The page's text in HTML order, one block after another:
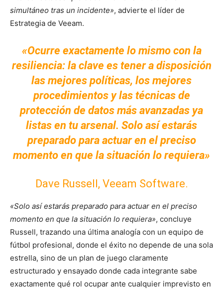
simultáneo tras un incidente», advierte el líder de
Estrategia de Veeam.
«Ocurre exactamente lo mismo con la
resiliencia: la clave es tener a disposición
las mejores políticas, los mejores
procedimientos y las técnicas de
protección de datos más avanzadas ya
listas en tu arsenal. Solo así estarás
preparado para actuar en el preciso
momento en que la situación lo requiera»
Dave Russell, Veeam Software.
«Solo así estarás preparado para actuar en el preciso
momento en que la situación lo requiera», concluye
Russell, trazando una última analogía con un equipo de
fútbol profesional, donde el éxito no depende de una sola
estrella, sino de un plan de juego claramente
estructurado y ensayado donde cada integrante sabe
exactamente qué rol ocupar ante cualquier imprevisto en